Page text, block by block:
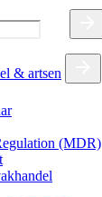
& artsen
(MDR)